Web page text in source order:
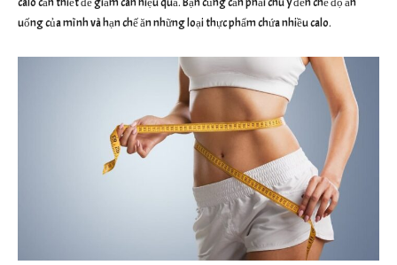
uống của mình và hạn chế ăn những loại thực phẩm chứa nhiều calo.